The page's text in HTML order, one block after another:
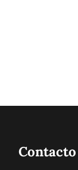
Contacto